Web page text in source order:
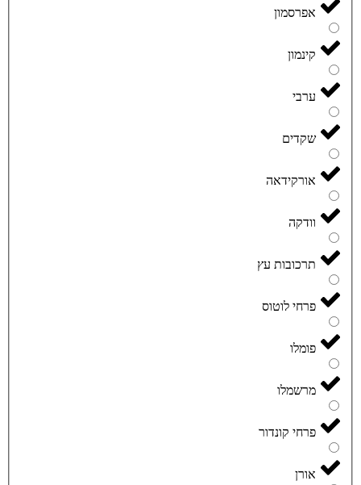
אפרסמון
קינמון
ערבי
שקדים
אורקידאה
וודקה
תרכובות עץ
פרחי לוטוס
פומלו
מרשמלו
פרחי קונדור
אורן